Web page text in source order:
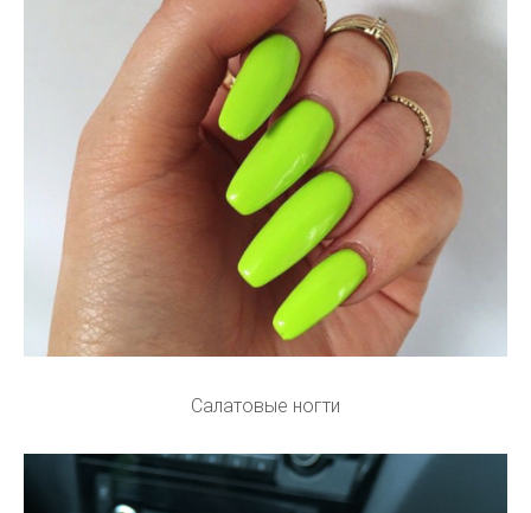
Салатовые ногти